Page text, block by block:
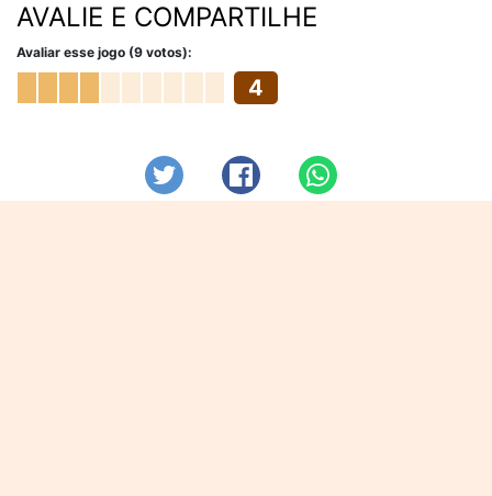
AVALIE E COMPARTILHE
Avaliar esse jogo (9 votos):
4